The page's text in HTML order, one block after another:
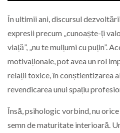
În ultimii ani, discursul
expresii precum „cunoaște-ți
viață”, „nu te mulțumi cu puțin”.
motivaționale, pot avea un rol
relații toxice, în conștientizarea
revendicarea unui spațiu
Însă, psihologic vorbind, nu
semn de maturitate interioară.